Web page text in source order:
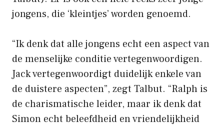
jongens, die ‘kleintjes’ worden genoemd.
“Ik denk dat alle jongens echt een aspect van
de menselijke conditie vertegenwoordigen.
Jack vertegenwoordigt duidelijk enkele van
de duistere aspecten”, zegt Talbut. “Ralph is
de charismatische leider, maar ik denk dat
Simon echt beleefdheid en vriendelijkheid